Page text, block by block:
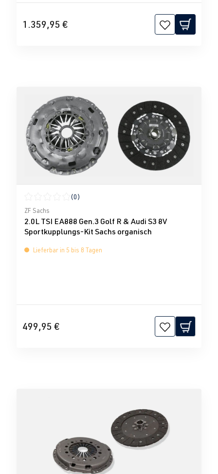
1.359,95 €
Durchschnittliche Bewertung von 0 von 5 Sternen
(0)
ZF Sachs
2.0L TSI EA888 Gen.3 Golf R & Audi S3 8V
Sportkupplungs-Kit Sachs organisch
Lieferbar in 5 bis 8 Tagen
499,95 €